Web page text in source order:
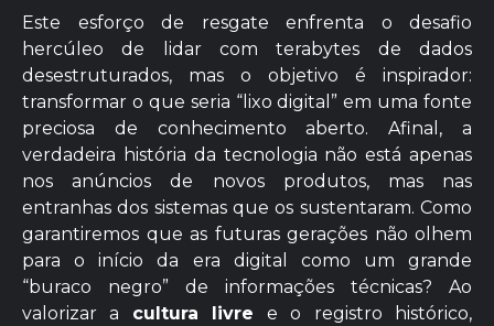
Este esforço de resgate enfrenta o desafio
hercúleo de lidar com terabytes de dados
desestruturados, mas o objetivo é inspirador:
transformar o que seria “lixo digital” em uma fonte
preciosa de conhecimento aberto. Afinal, a
verdadeira história da tecnologia não está apenas
nos anúncios de novos produtos, mas nas
entranhas dos sistemas que os sustentaram. Como
garantiremos que as futuras gerações não olhem
para o início da era digital como um grande
“buraco negro” de informações técnicas? Ao
valorizar a cultura livre e o registro histórico,